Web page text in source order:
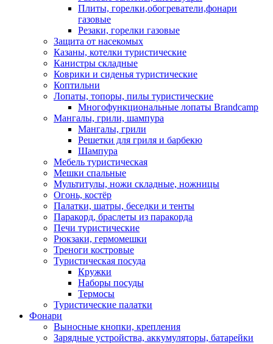
Плиты, горелки,обогреватели,фонари
газовые
Резаки, горелки газовые
Защита от насекомых
Казаны, котелки туристические
Канистры складные
Коврики и сиденья туристические
Коптильни
Лопаты, топоры, пилы туристические
Многофункциональные лопаты Brandcamp
Мангалы, грили, шампура
Мангалы, грили
Решетки для гриля и барбекю
Шампура
Мебель туристическая
Мешки спальные
Мультитулы, ножи складные, ножницы
Огонь, костёр
Палатки, шатры, беседки и тенты
Паракорд, браслеты из паракорда
Печи туристические
Рюкзаки, гермомешки
Треноги костровые
Туристическая посуда
Кружки
Наборы посуды
Термосы
Туристические палатки
Фонари
Выносные кнопки, крепления
Зарядные устройства, аккумуляторы, батарейки